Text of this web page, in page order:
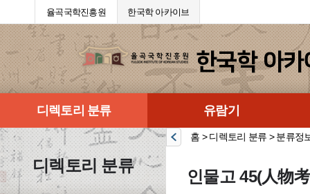
율곡국학진흥원 한국학 아카이브
디렉토리 분류 유람기
디렉토리 분류
홈 > 디렉토리 분류 > 분류정
인물고 45(人物